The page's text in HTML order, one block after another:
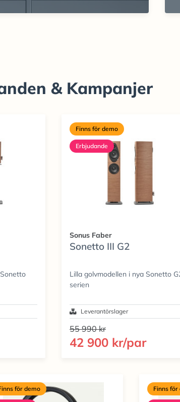
& Kampanjer
Finns för demo
Erbjudande
Sonus Faber
Sonetto III G2
Lilla golvmodellen i nya Sonetto
serien
Leverantörslager
55 990 kr
42 900 kr/par
för demo Finns för